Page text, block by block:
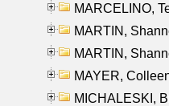
MARCELINO,
MARTIN,
MARTIN,
MAYER,
MICHALESKI,